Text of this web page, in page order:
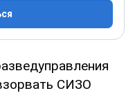
СИЗО